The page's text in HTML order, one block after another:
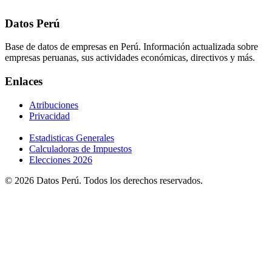
Datos Perú
Base de datos de empresas en Perú. Información actualizada sobre
empresas peruanas, sus actividades económicas, directivos y más.
Enlaces
Atribuciones
Privacidad
Estadisticas Generales
Calculadoras de Impuestos
Elecciones 2026
© 2026 Datos Perú. Todos los derechos reservados.